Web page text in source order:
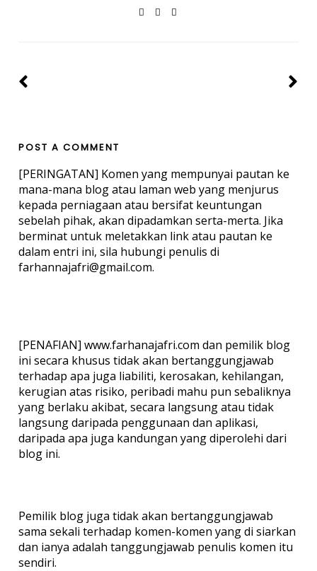
POST A COMMENT
[PERINGATAN] Komen yang mempunyai pautan ke
mana-mana blog atau laman web yang menjurus
kepada perniagaan atau bersifat keuntungan
sebelah pihak, akan dipadamkan serta-merta. Jika
berminat untuk meletakkan link atau pautan ke
dalam entri ini, sila hubungi penulis di
farhannajafri@gmail.com.
[PENAFIAN] www.farhanajafri.com dan pemilik blog
ini secara khusus tidak akan bertanggungjawab
terhadap apa juga liabiliti, kerosakan, kehilangan,
kerugian atas risiko, peribadi mahu pun sebaliknya
yang berlaku akibat, secara langsung atau tidak
langsung daripada penggunaan dan aplikasi,
daripada apa juga kandungan yang diperolehi dari
blog ini.
Pemilik blog juga tidak akan bertanggungjawab
sama sekali terhadap komen-komen yang di siarkan
dan ianya adalah tanggungjawab penulis komen itu
sendiri.